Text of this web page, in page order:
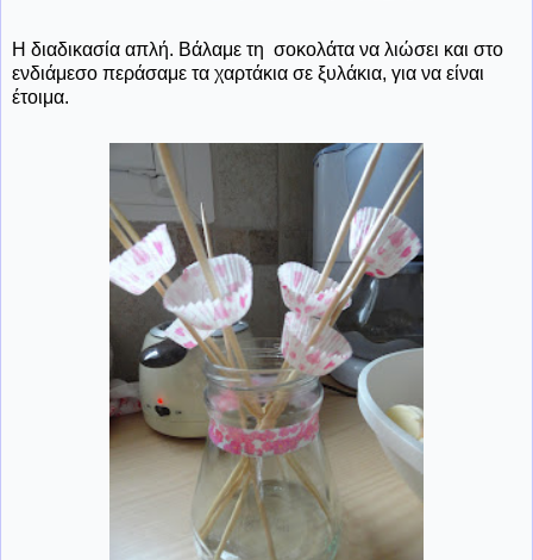
Η διαδικασία απλή. Βάλαμε τη σοκολάτα να λιώσει και στο
ενδιάμεσο περάσαμε τα χαρτάκια σε ξυλάκια, για να είναι
έτοιμα.